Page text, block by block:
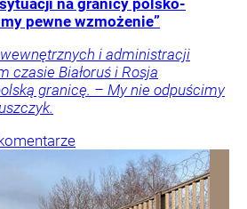
pewne wzmożenie”
i administracji
czasie Białoruś i Rosja
granicę. – My nie odpuścimy